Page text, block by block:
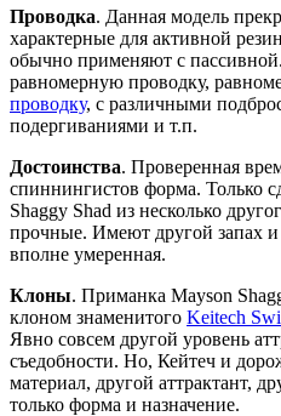
Проводка. Данная модель
характерные для активной
обычно применяют с пассивной.
равномерную проводку,
проводку, с различными
подергиваниями и т.п.
Достоинства. Проверенная
спиннингистов форма. Только
Shaggy Shad из несколько
прочные. Имеют другой запах
вполне умеренная.
Клоны. Приманка Mayson
клоном знаменитого Keitech
Явно совсем другой уровень
съедобности. Но, Кейтеч и
материал, другой аттрактант,
только форма и назначение.